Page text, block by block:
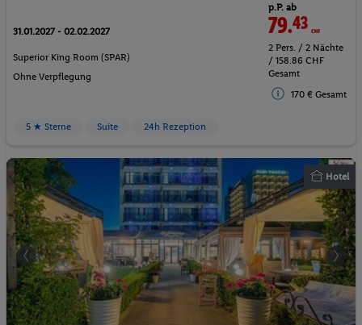
31.01.2027 - 02.02.2027
Superior King Room (SPAR)
Ohne Verpflegung
p.P. ab
79.43CHF
2 Pers. / 2 Nächte
/ 158.86 CHF
Gesamt
170 € Gesamt
5 ★ Sterne Suite 24h Rezeption
Hotel